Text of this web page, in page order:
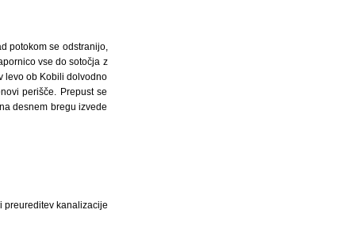
potokom se odstranijo,
vse do sotočja z
levo ob Kobili dolvodno
perišče. Prepust se
desnem bregu izvede
preureditev kanalizacije